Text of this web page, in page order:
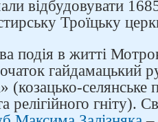
відбудовувати
Троїцьку
подія в житті
гайдамацький
(козацько-селянське
релігійного гніту).